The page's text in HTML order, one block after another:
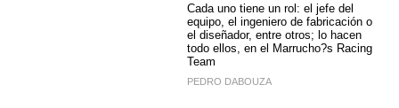
Cada uno tiene un rol: el jefe del
equipo, el ingeniero de fabricación o
el diseñador, entre otros; lo hacen
todo ellos, en el Marrucho?s Racing
Team
PEDRO DABOUZA